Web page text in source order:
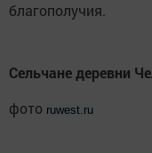
благополучия.
Сельчане деревни
фото ruwest.ru